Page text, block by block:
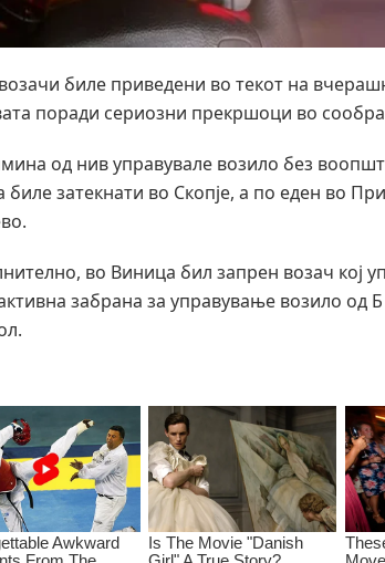
биле приведени во текот на
поради сериозни прекршоци во
од нив управувале возило без
биле затекнати во Скопје, а по еден во
во Виница бил запрен возач кој
забрана за управување возило од Б